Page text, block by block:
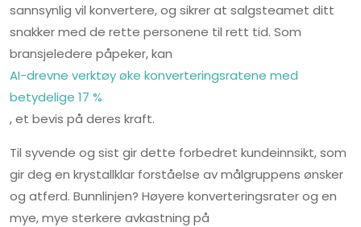
sannsynlig vil konvertere, og sikrer at salgsteamet ditt
snakker med de rette personene til rett tid. Som
bransjeledere påpeker, kan
AI-drevne verktøy øke konverteringsratene med
betydelige 17 %
, et bevis på deres kraft.
Til syvende og sist gir dette forbedret kundeinnsikt, som
gir deg en krystallklar forståelse av målgruppens ønsker
og atferd. Bunnlinjen? Høyere konverteringsrater og en
mye, mye sterkere avkastning på